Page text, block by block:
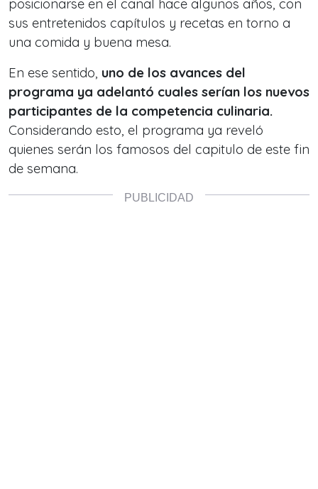
posicionarse en el canal hace algunos años, con
sus entretenidos capítulos y recetas en torno a
una comida y buena mesa.
En ese sentido, uno de los avances del
programa ya adelantó cuales serían los nuevos
participantes de la competencia culinaria.
Considerando esto, el programa ya reveló
quienes serán los famosos del capitulo de este fin
de semana.